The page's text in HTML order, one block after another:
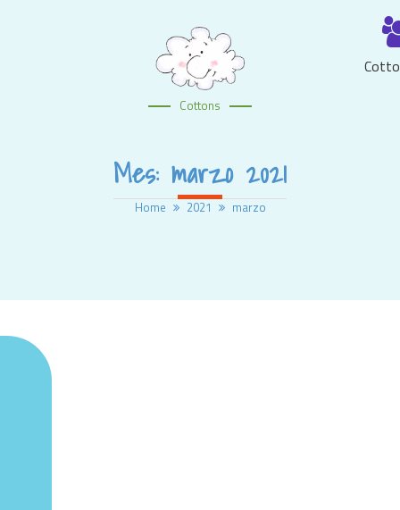
Cottons
Mes: marzo 2021
Home 2021 marzo